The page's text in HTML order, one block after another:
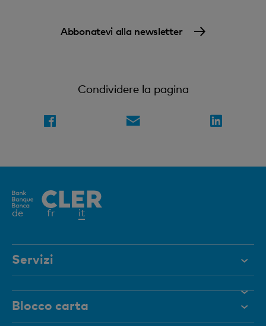
Abbonatevi alla newsletter
Condividere la pagina
de fr itElemento
Servizi
Documenti
Blocco carta